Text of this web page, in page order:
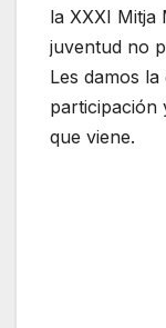
la XXXI Mitja
juventud no
Les damos
participación
que viene.